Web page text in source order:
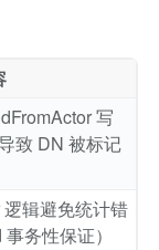
写
致 DN 被标记
辑避免统计错
务性保证）